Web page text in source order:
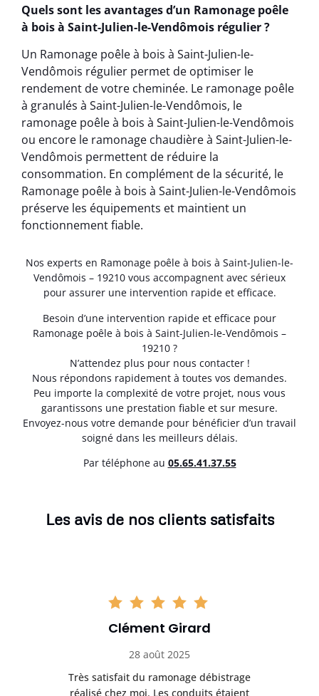
Quels sont les avantages d’un Ramonage poêle
à bois à Saint-Julien-le-Vendômois régulier ?
Un Ramonage poêle à bois à Saint-Julien-le-
Vendômois régulier permet de optimiser le
rendement de votre cheminée. Le ramonage poêle
à granulés à Saint-Julien-le-Vendômois, le
ramonage poêle à bois à Saint-Julien-le-Vendômois
ou encore le ramonage chaudière à Saint-Julien-le-
Vendômois permettent de réduire la
consommation. En complément de la sécurité, le
Ramonage poêle à bois à Saint-Julien-le-Vendômois
préserve les équipements et maintient un
fonctionnement fiable.
Nos experts en Ramonage poêle à bois à Saint-Julien-le-
Vendômois – 19210 vous accompagnent avec sérieux
pour assurer une intervention rapide et efficace.
Besoin d’une intervention rapide et efficace pour
Ramonage poêle à bois à Saint-Julien-le-Vendômois –
19210 ?
N’attendez plus pour nous contacter !
Nous répondons rapidement à toutes vos demandes.
Peu importe la complexité de votre projet, nous vous
garantissons une prestation fiable et sur mesure.
Envoyez-nous votre demande pour bénéficier d’un travail
soigné dans les meilleurs délais.
Par téléphone au 05.65.41.37.55
Les avis de nos clients satisfaits
Clément Girard
28 août 2025
Très satisfait du ramonage débistrage
réalisé chez moi. Les conduits étaient